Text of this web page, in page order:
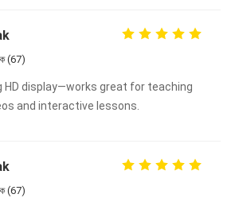
(67)
HD display—works great for teaching
and interactive lessons.
(67)